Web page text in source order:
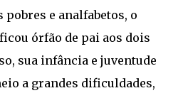
e analfabetos, o
órfão de pai aos dois
sua infância e juventude
a grandes dificuldades,